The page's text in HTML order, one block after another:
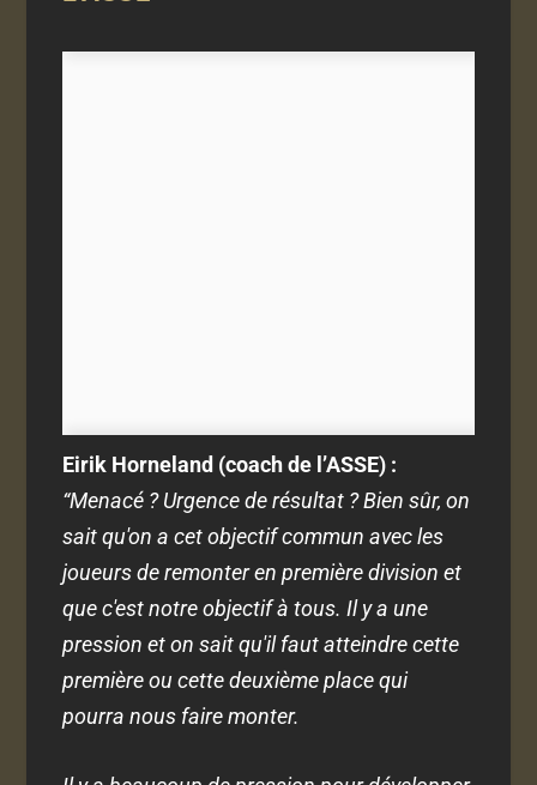
Eirik Horneland (coach de l’ASSE) :
“Menacé ? Urgence de résultat ? Bien sûr, on
sait qu'on a cet objectif commun avec les
joueurs de remonter en première division et
que c'est notre objectif à tous. Il y a une
pression et on sait qu'il faut atteindre cette
première ou cette deuxième place qui
pourra nous faire monter.